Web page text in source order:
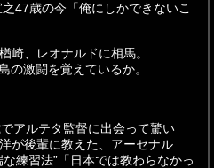
47歳の今「俺にしかできないこ
崎、レオナルドに相馬。
の激闘を覚えているか。
でアルテタ監督に出会って驚い
が後輩に教えた、アーセナル
な練習法”「日本では教わらなかっ